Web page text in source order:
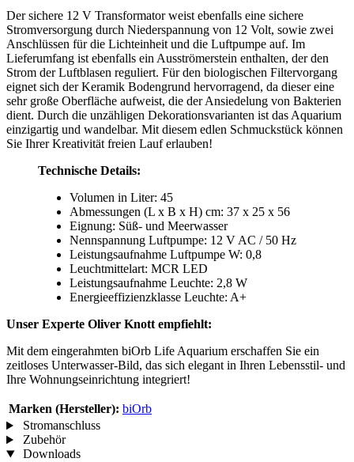
Der sichere 12 V Transformator weist ebenfalls eine sichere
Stromversorgung durch Niederspannung von 12 Volt, sowie zwei
Anschlüssen für die Lichteinheit und die Luftpumpe auf. Im
Lieferumfang ist ebenfalls ein Ausströmerstein enthalten, der den
Strom der Luftblasen reguliert. Für den biologischen Filtervorgang
eignet sich der Keramik Bodengrund hervorragend, da dieser eine
sehr große Oberfläche aufweist, die der Ansiedelung von Bakterien
dient. Durch die unzähligen Dekorationsvarianten ist das Aquarium
einzigartig und wandelbar. Mit diesem edlen Schmuckstück können
Sie Ihrer Kreativität freien Lauf erlauben!
Technische Details:
Volumen in Liter: 45
Abmessungen (L x B x H) cm: 37 x 25 x 56
Eignung: Süß- und Meerwasser
Nennspannung Luftpumpe: 12 V AC / 50 Hz
Leistungsaufnahme Luftpumpe W: 0,8
Leuchtmittelart: MCR LED
Leistungsaufnahme Leuchte: 2,8 W
Energieeffizienzklasse Leuchte: A+
Unser Experte Oliver Knott empfiehlt:
Mit dem eingerahmten biOrb Life Aquarium erschaffen Sie ein
zeitloses Unterwasser-Bild, das sich elegant in Ihren Lebensstil- und
Ihre Wohnungseinrichtung integriert!
Marken (Hersteller): biOrb
Stromanschluss
Zubehör
Downloads